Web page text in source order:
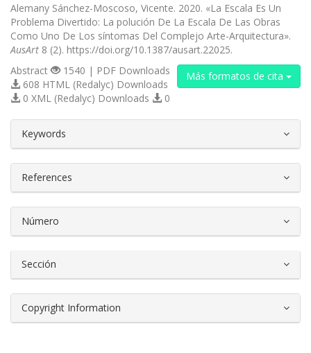
Alemany Sánchez-Moscoso, Vicente. 2020. «La Escala Es Un
Problema Divertido: La polución De La Escala De Las Obras
Como Uno De Los síntomas Del Complejo Arte-Arquitectura».
AusArt 8 (2). https://doi.org/10.1387/ausart.22025.
Más formatos de cita
Abstract
1540 | PDF Downloads
608 HTML (Redalyc) Downloads
0 XML (Redalyc) Downloads
0
Keywords
References
Número
Sección
Copyright Information